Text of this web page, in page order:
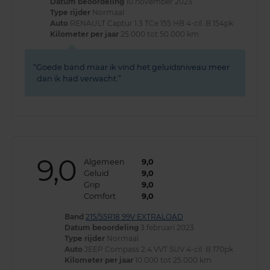
Type rijder Normaal
Auto RENAULT Captur 1.3 TCe 155 HB 4-cil. B 154pk
Kilometer per jaar 25.000 tot 50.000 km
Goede band maar ik vind het geluidsniveau meer
dan ik had verwacht.
9,0 Algemeen
9,0
Geluid
9,0
Grip
9,0
Comfort
9,0
Band 215/55R18 99V EXTRALOAD
Datum beoordeling 3 februari 2023
Type rijder Normaal
Auto JEEP Compass 2.4 VVT SUV 4-cil. B 170pk
Kilometer per jaar 10.000 tot 25.000 km